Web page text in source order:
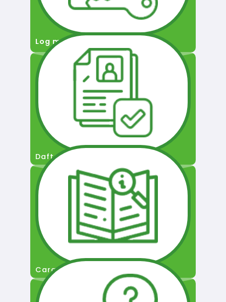
Log masuk
Daftar Pengguna
Cara Permohonan